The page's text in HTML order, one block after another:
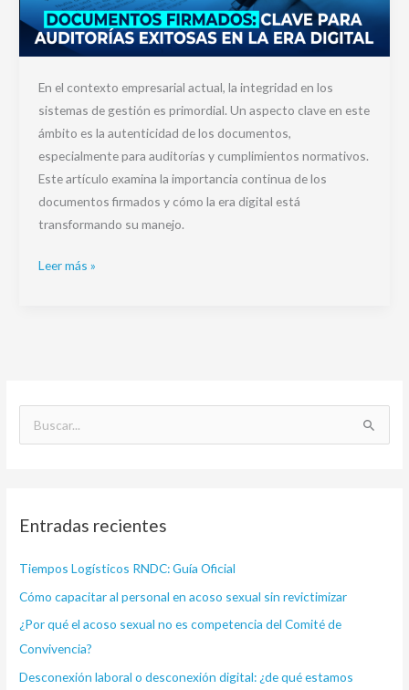
En el contexto empresarial actual, la integridad en los
sistemas de gestión es primordial. Un aspecto clave en este
ámbito es la autenticidad de los documentos,
especialmente para auditorías y cumplimientos normativos.
Este artículo examina la importancia continua de los
documentos firmados y cómo la era digital está
transformando su manejo.
Leer más »
a
p
o
r
:
Entradas recientes
Tiempos Logísticos RNDC: Guía Oficial
Cómo capacitar al personal en acoso sexual sin revictimizar
¿Por qué el acoso sexual no es competencia del Comité de
Convivencia?
Desconexión laboral o desconexión digital: ¿de qué estamos